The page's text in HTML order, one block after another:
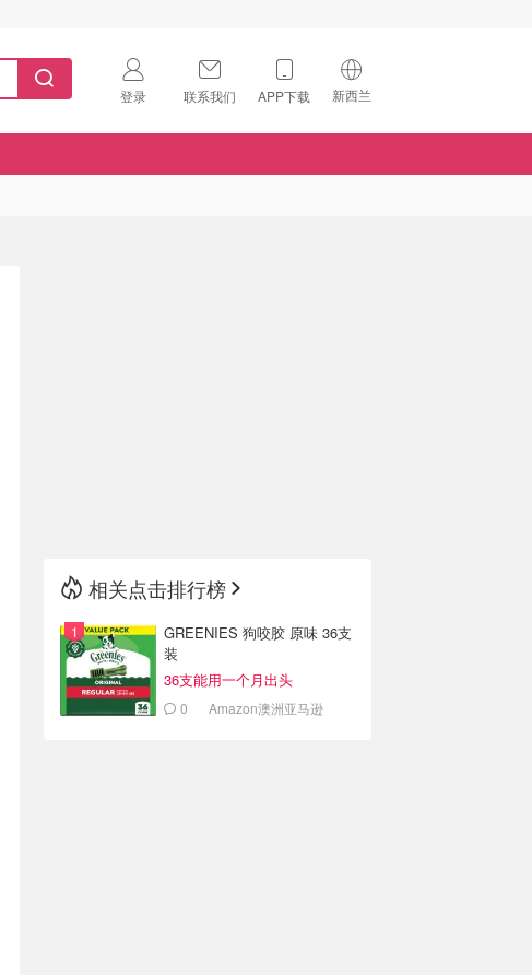
登录 联系我们 APP下载 新西兰
🇺🇸
相关点击排行榜
GREENIES 狗咬胶 原味 36支
装
36支能用一个月出头
0 Amazon澳洲亚马逊